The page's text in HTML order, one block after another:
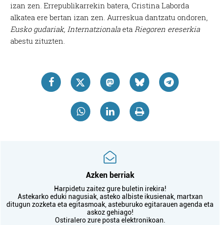
izan zen. Errepublikarrekin batera, Cristina Laborda
alkatea ere bertan izan zen. Aurreskua dantzatu ondoren,
Eusko gudariak, InternatzionalaetaRiegoren ereserkia
abestu zituzten.
Azken berriak
Harpidetu zaitez gure buletin irekira!
Astekarko eduki nagusiak, asteko albiste ikusienak, martxan
ditugun zozketa eta egitasmoak, asteburuko egitarauen agenda eta
askoz gehiago!
Ostiralero zure posta elektronikoan.